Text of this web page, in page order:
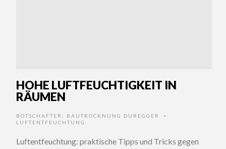
HOHE LUFTFEUCHTIGKEIT IN
RÄUMEN
BOTSCHAFTER: BAUTROCKNUNG DUREGGER •
LUFTENTFEUCHTUNG
Luftentfeuchtung: praktische Tipps und Tricks gegen